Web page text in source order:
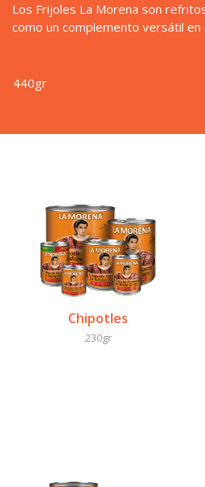
Los Frijoles La Morena son
como un complemento versátil en
440gr
Chipotles
230gr